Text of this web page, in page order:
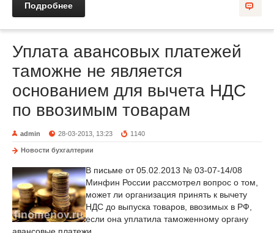
Подробнее
Уплата авансовых платежей
таможне не является
основанием для вычета НДС
по ввозимым товарам
admin 28-03-2013, 13:23 1140
Новости бухгалтерии
В письме от 05.02.2013 № 03-07-14/08
Минфин России рассмотрел вопрос о том,
может ли организация принять к вычету
НДС до выпуска товаров, ввозимых в РФ,
если она уплатила таможенному органу